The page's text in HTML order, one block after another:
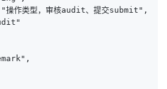
作类型，审核audit、提交submit",